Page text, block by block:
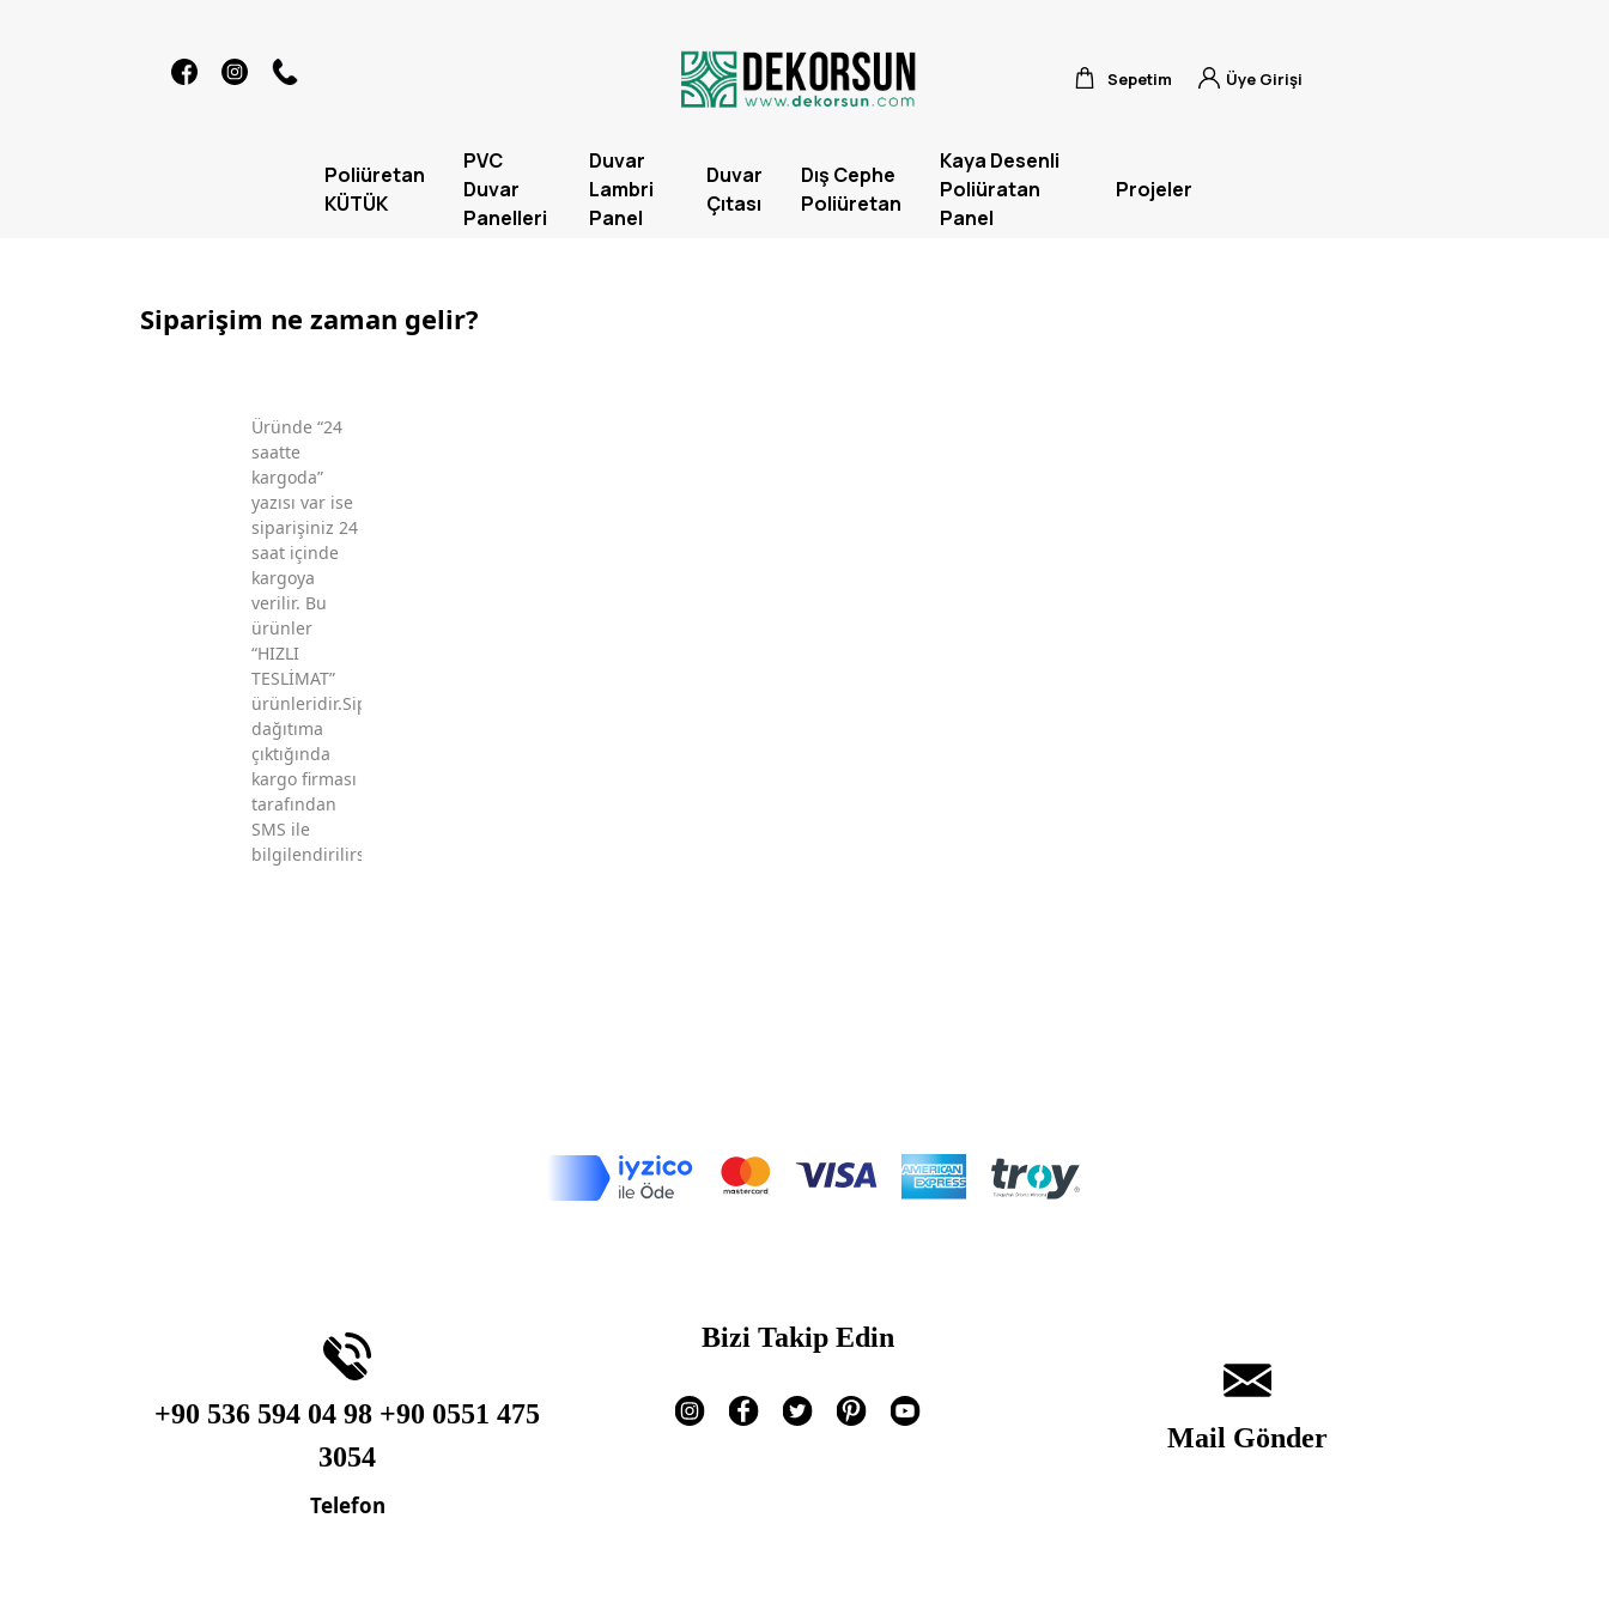
Siparişim ne zaman gelir?
Üründe “24
saatte
kargoda”
yazısı var ise
siparişiniz 24
saat içinde
kargoya
verilir. Bu
ürünler
“HIZLI
TESLİMAT”
ürünleridir.Sipariş
dağıtıma
çıktığında
kargo firması
tarafından
SMS ile
bilgilendirilirsiniz.
Poliüretan
KÜTÜK
PVC
Duvar
Panelleri
Duvar
Lambri
Panel
Duvar
Çıtası
Dış Cephe
Poliüretan
Kaya Desenli
Poliüratan
Panel
Projeler
Üye Girişi
Sepetim
+90 536 594 04 98 +90 0551 475
3054
Telefon
Bizi Takip Edin
Mail Gönder